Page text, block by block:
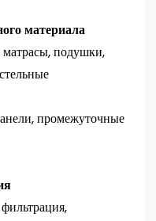
материала
подушки,
промежуточные